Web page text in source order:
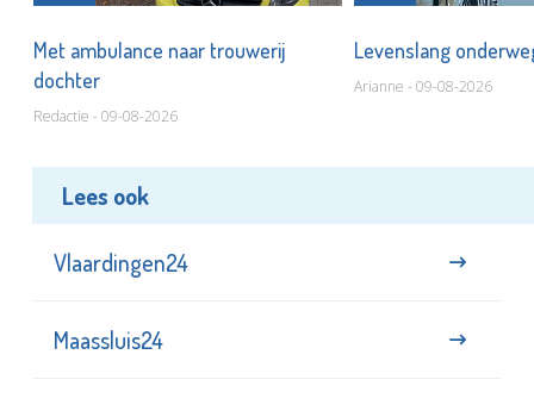
Met ambulance naar trouwerij
dochter
Redactie - 09-08-2026
Levenslang
Arianne - 09-08-2026
Lees ook
Vlaardingen24
Maassluis24